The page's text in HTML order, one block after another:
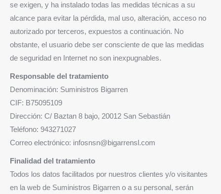
se exigen, y ha instalado todas las medidas técnicas a su
alcance para evitar la pérdida, mal uso, alteración, acceso no
autorizado por terceros, expuestos a continuación. No
obstante, el usuario debe ser consciente de que las medidas
de seguridad en Internet no son inexpugnables.
Responsable del tratamiento
Denominación: Suministros Bigarren
CIF: B75095109
Dirección: C/ Baztan 8 bajo, 20012 San Sebastián
Teléfono: 943271027
Correo electrónico: infosnsn@bigarrensl.com
Finalidad del tratamiento
Todos los datos facilitados por nuestros clientes y/o visitantes
en la web de Suministros Bigarren o a su personal, serán